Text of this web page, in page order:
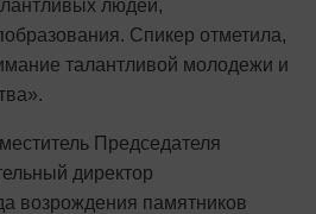
людей,
Спикер отметила,
талантливой молодежи и
Председателя
директор
возрождения памятников